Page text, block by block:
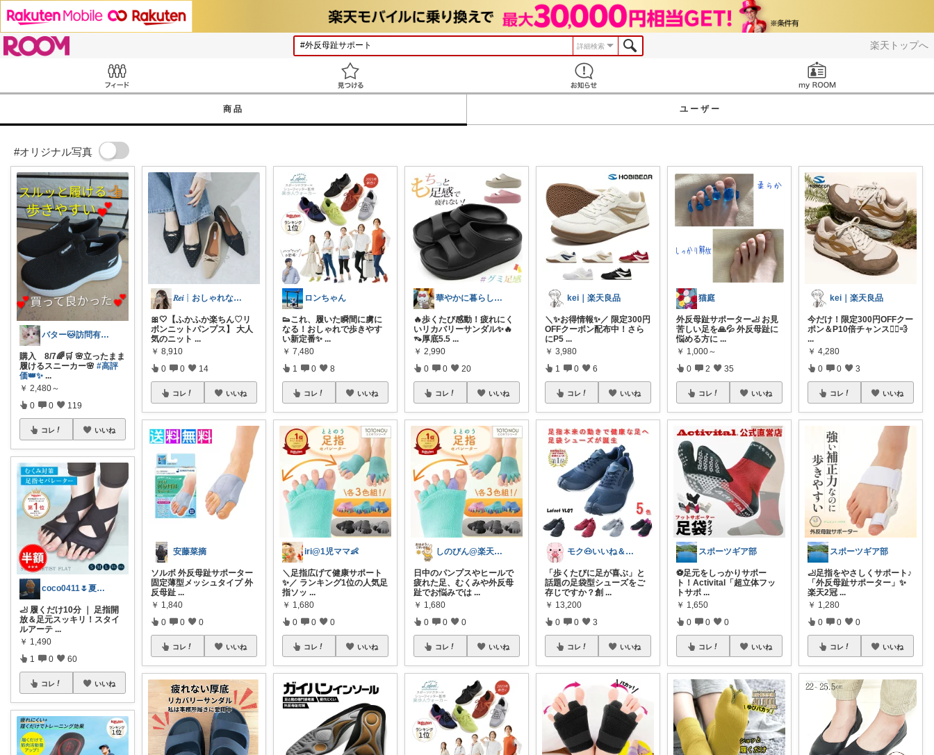
楽天トップへ
詳細検索
商品 ユーザー
#オリジナル写真
バター🐱訪問有難うございます💕
購入 8/7🌈🛒 🌸立ったまま
履けるスニーカー🌸 #高評
価👑✨ ...
￥ 2,480～
0 0 119
コレ いいね
coco0411🌷夏グッズ色々🌻
🦶 履くだけ10分 ｜ 足指開
放＆足元スッキリ！スタイ
ルアーテ ...
￥ 1,490
1 0 60
コレ いいね
𝑅𝑒𝑖┊おしゃれな暮らし🤍
🎀🤍【ふかふか楽ちん♡リ
ボンニットパンプス】 大人
気のニット ...
￥ 8,910
0 0 14
コレ いいね
安藤菜摘
ソルボ 外反母趾サポーター
固定薄型メッシュタイプ 外
反母趾...
￥ 1,840
0 0 0
コレ いいね
ロンちゃん
👟これ、履いた瞬間に虜に
なる！おしゃれで歩きやす
い新定番✨...
￥ 7,480
1 0 8
コレ いいね
iri@1児ママ👶
＼足指広げて健康サポート
✨／ ランキング1位の人気足
指ソッ ...
￥ 1,680
0 0 0
コレ いいね
華やかに暮らしたい生きたい
🔥歩くたび感動！疲れにく
いリカバリーサンダル✨🔥
👡厚底5.5 ...
￥ 2,990
0 0 20
コレ いいね
しのびん@楽天Room
日中のパンプスやヒールで
疲れた足、むくみや外反母
趾でお悩みでは ...
￥ 1,680
0 0 0
コレ いいね
kei｜楽天良品
＼✨お得情報✨／ 限定300円
OFFクーポン配布中！さら
にP5 ...
￥ 3,980
1 0 6
コレ いいね
モク🐽いいね＆フォローに感謝💕
「歩くたびに足が喜ぶ」と
話題の足袋型シューズをご
存じですか？創 ...
￥ 13,200
0 0 3
コレ いいね
猫庭
外反母趾サポーター🦶 お見
苦しい足を🙏💦 外反母趾に
悩める方に ...
￥ 1,000～
0 2 35
コレ いいね
スポーツギア部
⚽足元をしっかりサポー
ト！Activital「超立体フッ
トサポ ...
￥ 1,650
0 0 0
コレ いいね
kei｜楽天良品
今だけ！限定300円OFFクー
ポン＆P10倍チャンス🏃‍♀️💨
...
￥ 4,280
0 0 3
コレ いいね
スポーツギア部
🦶足指をやさしくサポート♪
「外反母趾サポーター」✨
楽天2冠 ...
￥ 1,280
0 0 0
コレ いいね